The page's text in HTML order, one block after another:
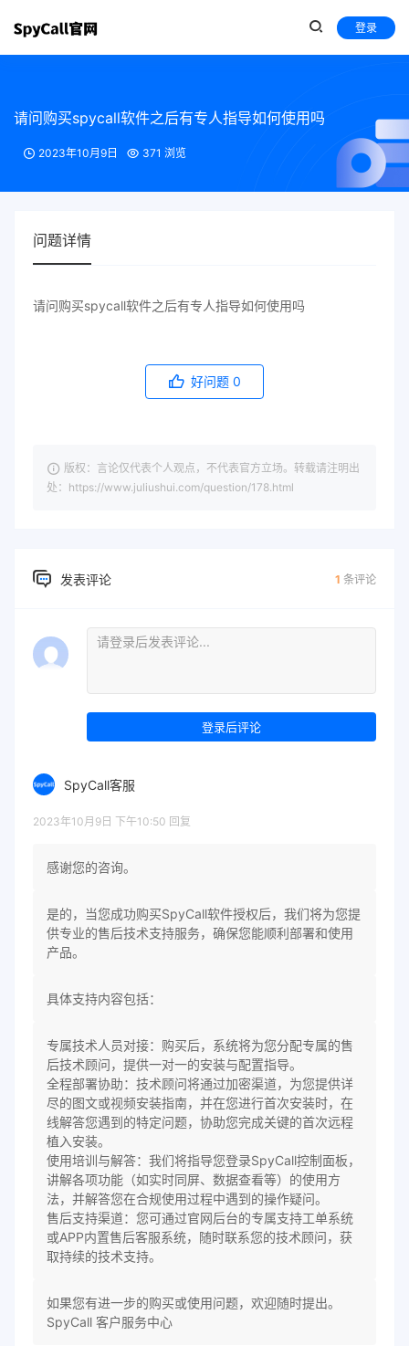
登录
请问购买spycall软件之后有专人指导如何使用吗
2023年10月9日 371 浏览
问题详情
请问购买spycall软件之后有专人指导如何使用吗
好问题 0
版权：言论仅代表个人观点，不代表官方立场。转载请注明出
处：https://www.juliushui.com/question/178.html
发表评论 1 条评论
登录后评论
SpyCall客服
2023年10月9日 下午10:50 回复
感谢您的咨询。
是的，当您成功购买SpyCall软件授权后，我们将为您提
供专业的售后技术支持服务，确保您能顺利部署和使用
产品。
具体支持内容包括：
专属技术人员对接：购买后，系统将为您分配专属的售
后技术顾问，提供一对一的安装与配置指导。
全程部署协助：技术顾问将通过加密渠道，为您提供详
尽的图文或视频安装指南，并在您进行首次安装时，在
线解答您遇到的特定问题，协助您完成关键的首次远程
植入安装。
使用培训与解答：我们将指导您登录SpyCall控制面板，
讲解各项功能（如实时同屏、数据查看等）的使用方
法，并解答您在合规使用过程中遇到的操作疑问。
售后支持渠道：您可通过官网后台的专属支持工单系统
或APP内置售后客服系统，随时联系您的技术顾问，获
取持续的技术支持。
如果您有进一步的购买或使用问题，欢迎随时提出。
SpyCall 客户服务中心